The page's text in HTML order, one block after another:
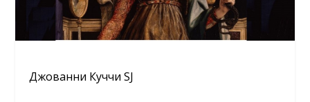
Джованни Куччи SJ